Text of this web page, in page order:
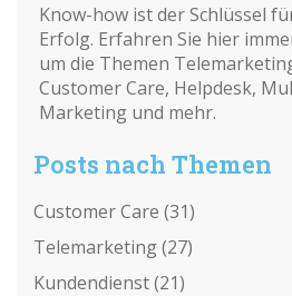
Know-how ist der Schlüssel
Erfolg. Erfahren Sie hier
um die Themen
Customer Care, Helpdesk,
Marketing und mehr.
Posts nach Themen
Customer Care (31)
Telemarketing(27)
Kundendienst(21)